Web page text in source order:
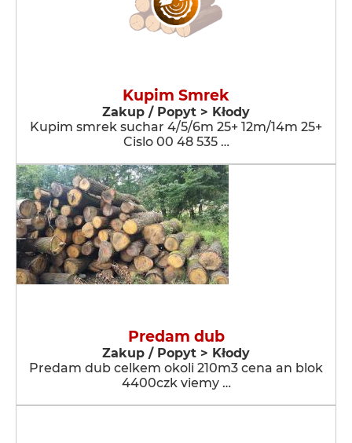
Kupim Smrek
Zakup / Popyt > Kłody
Kupim smrek suchar 4/5/6m 25+ 12m/14m 25+
Cislo 00 48 535 …
Predam dub
Zakup / Popyt > Kłody
Predam dub celkem okoli 210m3 cena an blok
4400czk viemy …